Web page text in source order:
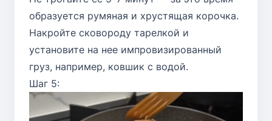
образуется румяная и хрустящая корочка.
Накройте сковороду тарелкой и
установите на нее импровизированный
груз, например, ковшик с водой.
Шаг 5: